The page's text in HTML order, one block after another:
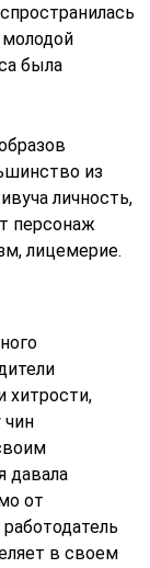
была
из
личность,
персонаж
лицемерие.
хитрости,
чин
давала
от
в своем